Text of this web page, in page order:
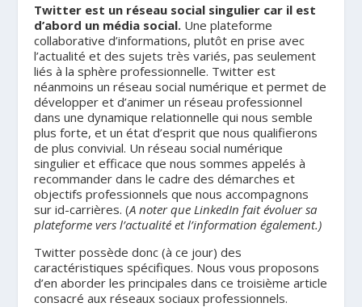
Twitter est un réseau social singulier car il est
d’abord un média social. Une plateforme
collaborative d’informations, plutôt en prise avec
l’actualité et des sujets très variés, pas seulement
liés à la sphère professionnelle. Twitter est
néanmoins un réseau social numérique et permet de
développer et d’animer un réseau professionnel
dans une dynamique relationnelle qui nous semble
plus forte, et un état d’esprit que nous qualifierons
de plus convivial. Un réseau social numérique
singulier et efficace que nous sommes appelés à
recommander dans le cadre des démarches et
objectifs professionnels que nous accompagnons
sur id-carrières. (A noter que LinkedIn fait évoluer sa
plateforme vers l’actualité et l’information également.)
Twitter possède donc (à ce jour) des
caractéristiques spécifiques. Nous vous proposons
d’en aborder les principales dans ce troisième article
consacré aux réseaux sociaux professionnels.